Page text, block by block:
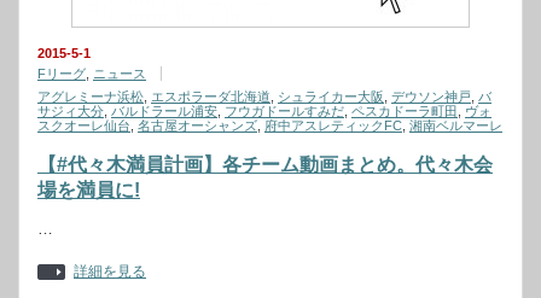
2015-5-1
Fリーグ
ニュース
アグレミーナ浜松 エスポラーダ北海道 シュライカー大阪 デウソン神戸 バ
サジィ大分 バルドラール浦安 フウガドールすみだ ペスカドーラ町田
ヴォ
スクオーレ仙台 名古屋オーシャンズ 府中アスレティックFC 湘南ベルマーレ
【#代々木満員計画】各チーム動画まとめ。代々木会
場を満員に!
…
詳細を見る